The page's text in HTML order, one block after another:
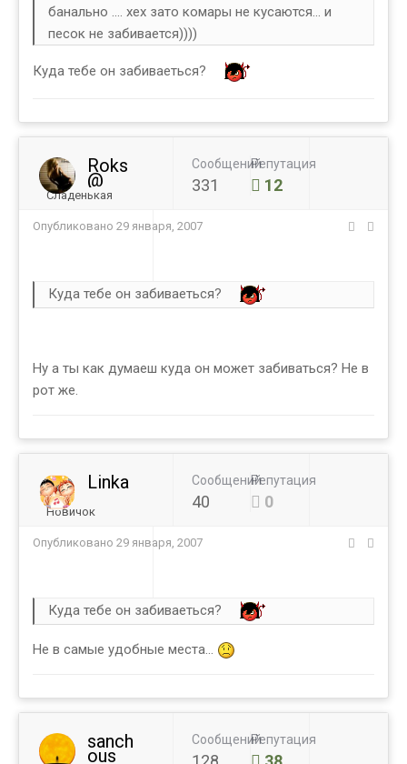
банально .... хех зато комары не кусаются... и
песок не забивается))))
Куда тебе он забиваеться?
Roks
@
Сладенькая
Сообщений
331
Репутация
12
Опубликовано 29 января, 2007
Куда тебе он забиваеться?
Ну а ты как думаеш куда он может забиваться? Не в
рот же.
Linka
Новичок
Сообщений
40
Репутация
0
Опубликовано 29 января, 2007
Куда тебе он забиваеться?
Не в самые удобные места...
sanch
ous
СообщенийРепутация